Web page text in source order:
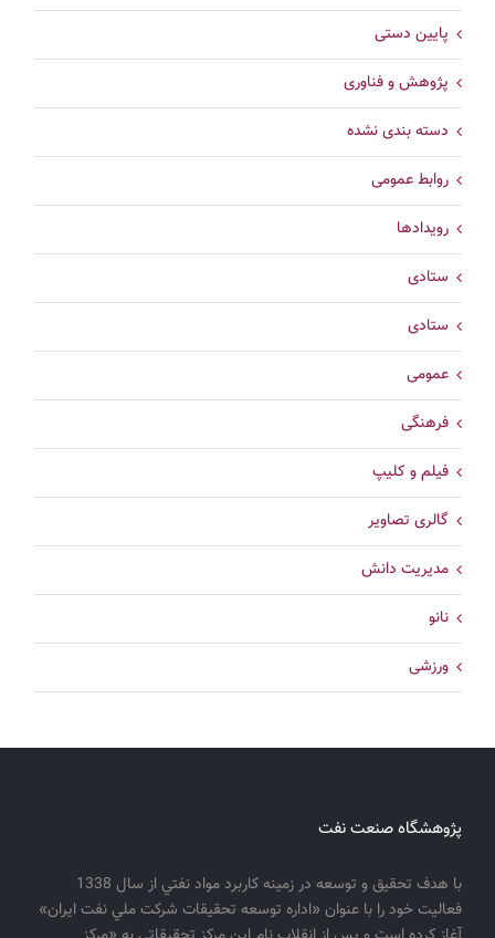
پایین دستی
پژوهش و فناوری
دسته بندی نشده
روابط عمومی
رویدادها
ستادی
ستادی
عمومی
فرهنگی
فیلم و کلیپ
گالری تصاویر
مدیریت دانش
نانو
ورزشی
پژوهشگاه صنعت نفت
با هدف تحقيق و توسعه در زمينه كاربرد مواد نفتي از سال 1338
فعاليت خود را با عنوان «اداره توسعه تحقيقات شركت ملي نفت ايران»